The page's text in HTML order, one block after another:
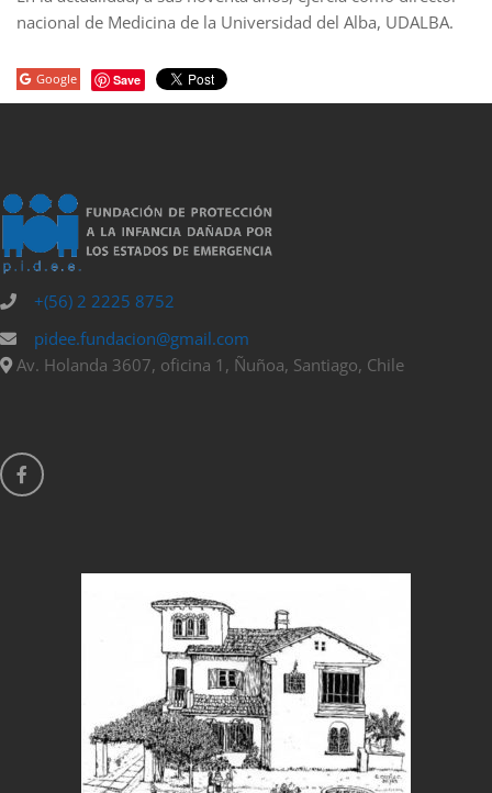
nacional de Medicina de la Universidad del Alba, UDALBA.
Google Save
+(56) 2 2225 8752
pidee.fundacion@gmail.com
Av. Holanda 3607, oficina 1, Ñuñoa, Santiago, Chile